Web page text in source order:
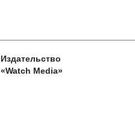
Издательство
«Watch Media»